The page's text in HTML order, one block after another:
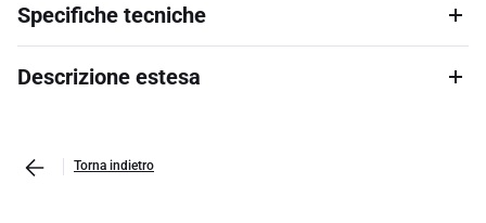
Specifiche tecniche
Descrizione estesa
Torna indietro